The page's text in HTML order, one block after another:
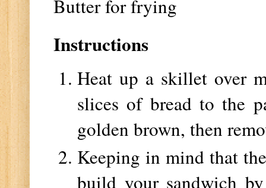
Butter for frying
Instructions
Heat up a skillet over
slices of bread to the
golden brown, then
Keeping in mind that
build your sandwich